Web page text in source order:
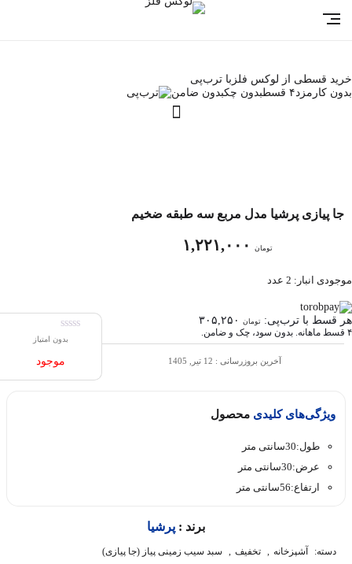
خرید قسطی از لوکس فلز با ترب‌پی
بدون کارمزد۴ قسط بدون چکبدون ضامن
جا پیازی پرشیا مدل مربع سه طبقه ضخیم
تومان
موجودی انبار: 2 عدد
هر قسط با ترب‌پی: تومان
۴ قسط ماهانه. بدون سود، چک و ضامن.
آخرین بروزرسانی : 12 تیر, 1405
بدون امتیاز
موجود
ویژگی‌های کلیدی محصول
طول:30سانتی متر
عرض:30سانتی متر
ارتفاع:56سانتی متر
برند : پرشیا
دسته: آشپزخانه تخفیف سبد سیب زمینی پیاز (جا پیازی)